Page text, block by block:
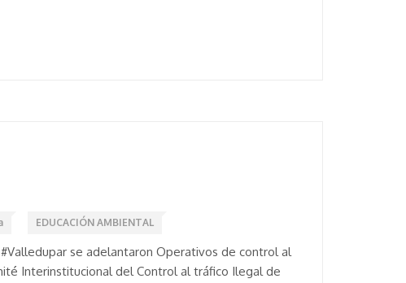
EDUCACIÓN AMBIENTAL
se adelantaron Operativos de control al
Interinstitucional del Control al tráfico Ilegal de